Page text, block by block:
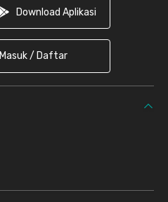
Download Aplikasi
Masuk / Daftar